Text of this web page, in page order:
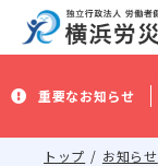
重要なお知らせ
トップ お知らせ